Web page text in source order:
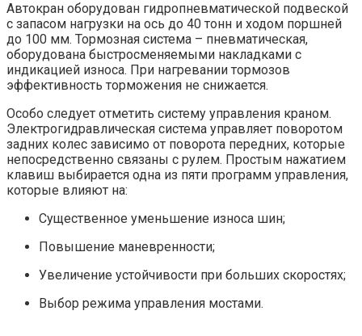
Автокран оборудован гидропневматической подвеской
с запасом нагрузки на ось до 40 тонн и ходом поршней
до 100 мм. Тормозная система – пневматическая,
оборудована быстросменяемыми накладками с
индикацией износа. При нагревании тормозов
эффективность торможения не снижается.
Особо следует отметить систему управления краном.
Электрогидравлическая система управляет поворотом
задних колес зависимо от поворота передних, которые
непосредственно связаны с рулем. Простым нажатием
клавиш выбирается одна из пяти программ управления,
которые влияют на:
Существенное уменьшение износа шин;
Повышение маневренности;
Увеличение устойчивости при больших скоростях;
Выбор режима управления мостами.